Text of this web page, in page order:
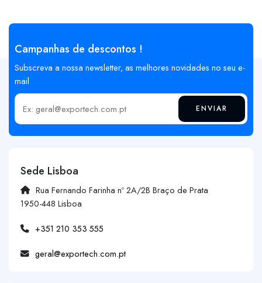
Campanhas de descontos !
Subscreva a nossa newsletter, as melhores novidades no seu e-
mail
Insira o seu email ENVIAR
Sede Lisboa
Rua Fernando Farinha nº 2A/2B Braço de Prata
1950-448 Lisboa
+351 210 353 555
geral@exportech.com.pt